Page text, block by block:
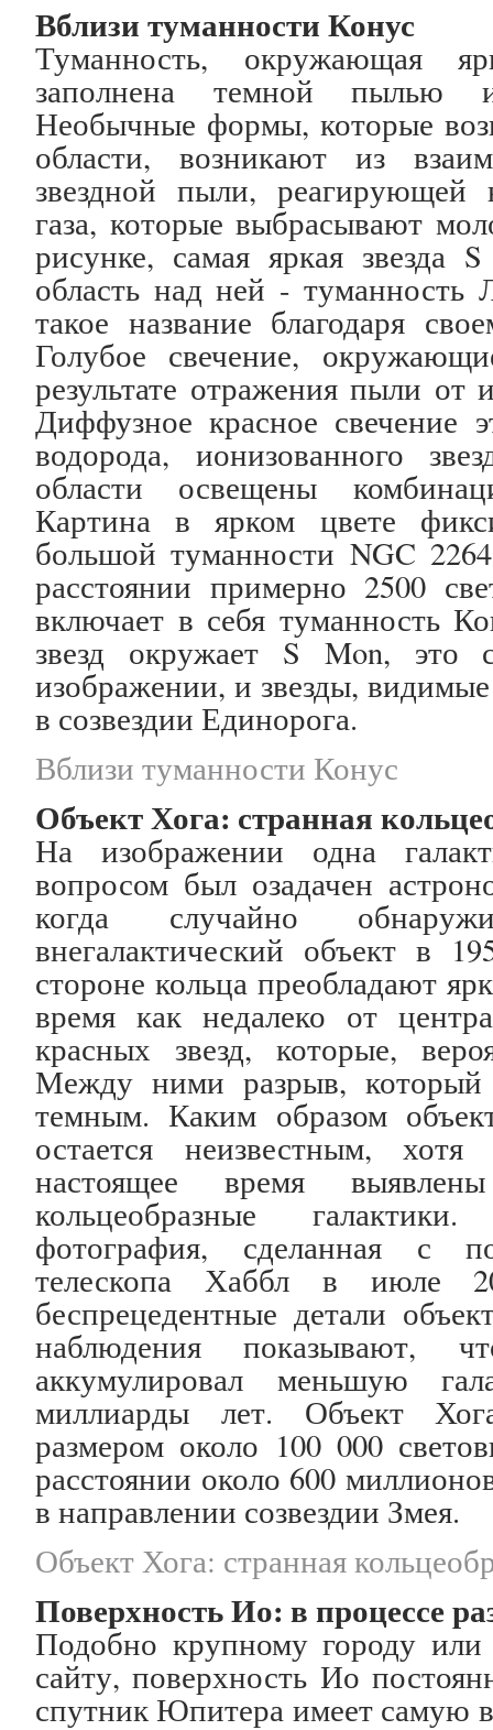
Вблизи туманности Конус
Туманность, окружающая
заполнена темной
Необычные формы, которые
области, возникают из
звездной пыли, реагирующей
газа, которые выбрасывают
рисунке, самая яркая звезда
область над ней - туманность
такое название благодаря
Голубое свечение,
результате отражения пыли от
Диффузное красное свечение
водорода, ионизованного
области освещены
Картина в ярком цвете
большой туманности NGC
расстоянии примерно 2500
включает в себя туманность
звезд окружает S Mon, это
изображении, и звезды,
в созвездии Единорога.
Вблизи туманности Конус
Объект Хога: странная
На изображении одна
вопросом был озадачен
когда случайно
внегалактический объект в
стороне кольца преобладают
время как недалеко от
красных звезд, которые,
Между ними разрыв, который
темным. Каким образом
остается неизвестным,
настоящее время
кольцеобразные
фотография, сделанная с
телескопа Хаббл в июле
беспрецедентные детали
наблюдения показывают,
аккумулировал меньшую
миллиарды лет. Объект
размером около 100 000
расстоянии около 600
в направлении созвездии Змея.
Объект Хога: странная
Поверхность Ио: в процессе
Подобно крупному городу
сайту, поверхность Ио
спутник Юпитера имеет самую